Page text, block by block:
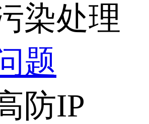
染处理
题
防IP